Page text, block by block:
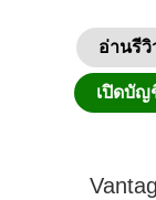
อ่านรีวิ
เปิดบัญ